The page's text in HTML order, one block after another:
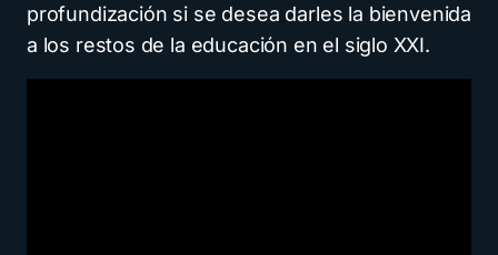
profundización si se desea darles la bienvenida
a los restos de la educación en el siglo XXI.